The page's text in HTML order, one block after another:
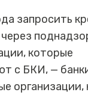
запросить
которые
с БКИ, —
организации,